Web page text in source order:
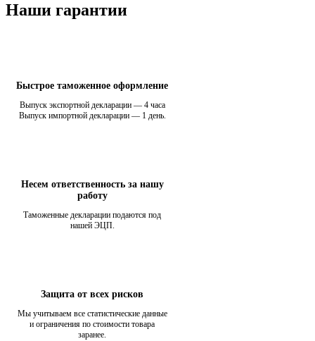
Наши гарантии
Быстрое таможенное оформление
Выпуск экспортной декларации — 4 часа
Выпуск импортной декларации — 1 день.
Несем ответственность за нашу
работу
Таможенные декларации подаются под
нашей ЭЦП.
Защита от всех рисков
Мы учитываем все статистические данные
и ограничения по стоимости товара
заранее.